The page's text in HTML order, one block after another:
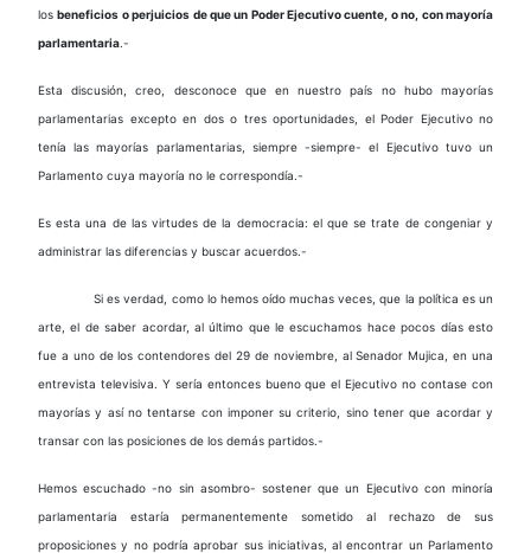
losbeneficios o perjuicios de que un Poder Ejecutivo cuente, o no, con mayoría
parlamentaria.-
Esta discusión, creo, desconoce que en nuestro país no hubo mayorías
parlamentarias excepto en dos o tres oportunidades, el Poder Ejecutivo no
tenía las mayorías parlamentarias, siempre -siempre- el Ejecutivo tuvo un
Parlamento cuya mayoría no le correspondía.-
Es esta una de las virtudes de la democracia: el que se trate de congeniar y
administrar las diferencias y buscar acuerdos.-
Si es verdad, como lo hemos oído muchas veces, que la política es un
arte, el de saber acordar, al último que le escuchamos hace pocos días esto
fue a uno de los contendores del 29 de noviembre, al Senador Mujica, en una
entrevista televisiva. Y sería entonces bueno que el Ejecutivo no contase con
mayorías y así no tentarse con imponer su criterio, sino tener que acordar y
transar con las posiciones de los demás partidos.-
Hemos escuchado -no sin asombro- sostener que un Ejecutivo con minoría
parlamentaria estaría permanentemente sometido al rechazo de sus
proposiciones y no podría aprobar sus iniciativas, al encontrar un Parlamento